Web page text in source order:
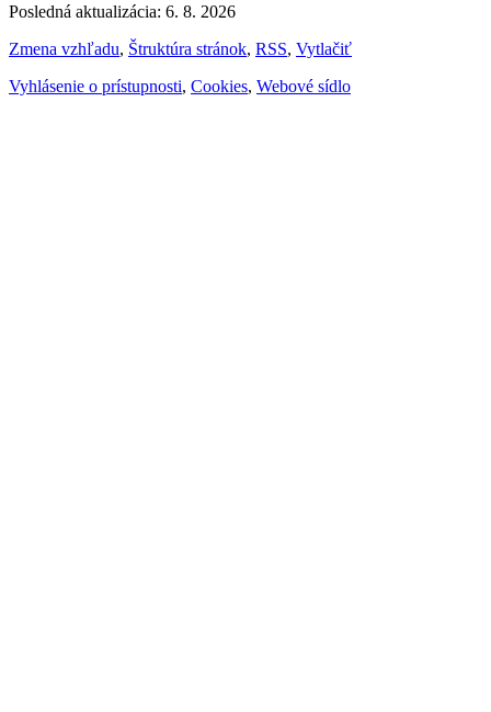
Posledná aktualizácia: 6. 8. 2026
Zmena vzhľadu, Štruktúra stránok, RSS, Vytlačiť
Vyhlásenie o prístupnosti, Cookies, Webové sídlo